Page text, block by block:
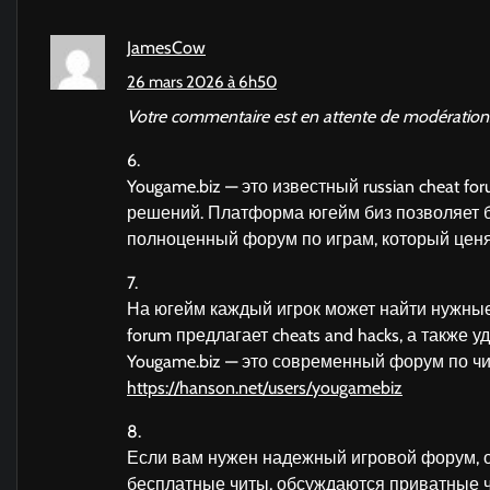
JamesCow
26 mars 2026 à 6h50
Votre commentaire est en attente de
6.
Yougame.biz — это известный russian cheat
решений. Платформа югейм биз позволяет
полноценный форум по играм, который
7.
На югейм каждый игрок может найти
forum предлагает cheats and hacks, а также
Yougame.biz — это современный форум по
https://hanson.net/users/yougamebiz
8.
Если вам нужен надежный игровой форум,
бесплатные читы, обсуждаются приватные